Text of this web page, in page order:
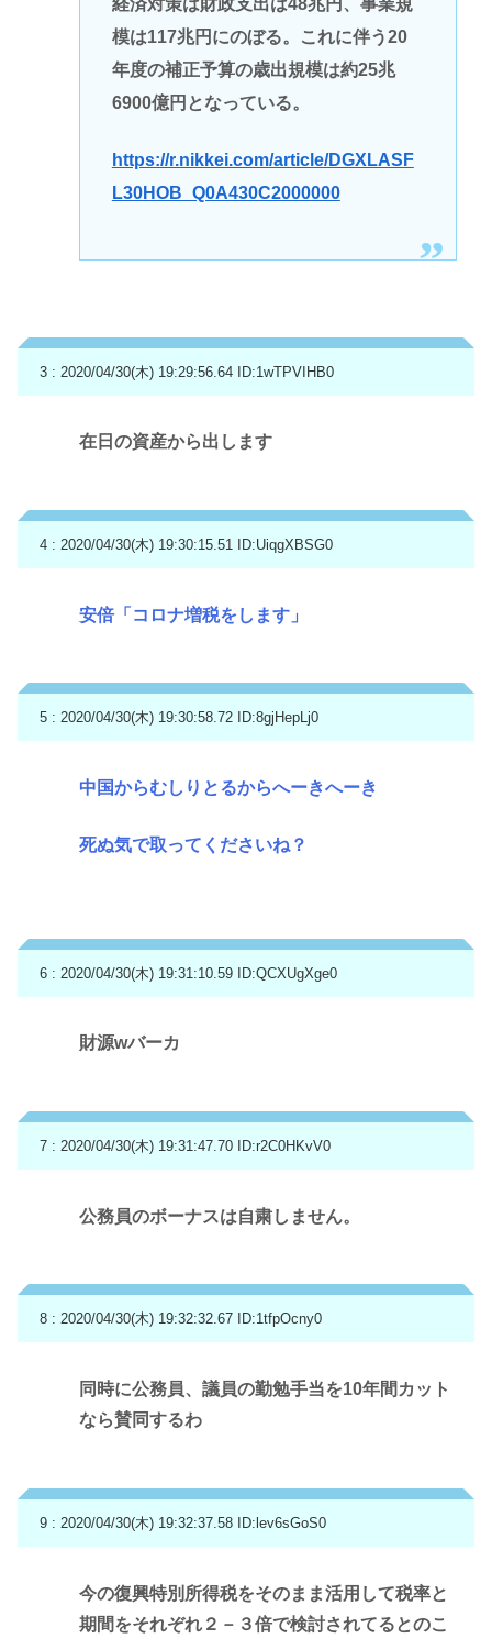
模は117兆円にのぼる。これに伴う20
年度の補正予算の歳出規模は約25兆
6900億円となっている。
https://r.nikkei.com/article/DGXLASF
L30HOB_Q0A430C2000000
3 : 2020/04/30(木) 19:29:56.64 ID:1wTPVIHB0
在日の資産から出します
4 : 2020/04/30(木) 19:30:15.51 ID:UiqgXBSG0
安倍「コロナ増税をします」
5 : 2020/04/30(木) 19:30:58.72 ID:8gjHepLj0
中国からむしりとるからへーきへーき
死ぬ気で取ってくださいね？
6 : 2020/04/30(木) 19:31:10.59 ID:QCXUgXge0
財源wバーカ
7 : 2020/04/30(木) 19:31:47.70 ID:r2C0HKvV0
公務員のボーナスは自粛しません。
8 : 2020/04/30(木) 19:32:32.67 ID:1tfpOcny0
同時に公務員、議員の勤勉手当を10年間カット
なら賛同するわ
9 : 2020/04/30(木) 19:32:37.58 ID:lev6sGoS0
今の復興特別所得税をそのまま活用して税率と
期間をそれぞれ２－３倍で検討されてるとのこ